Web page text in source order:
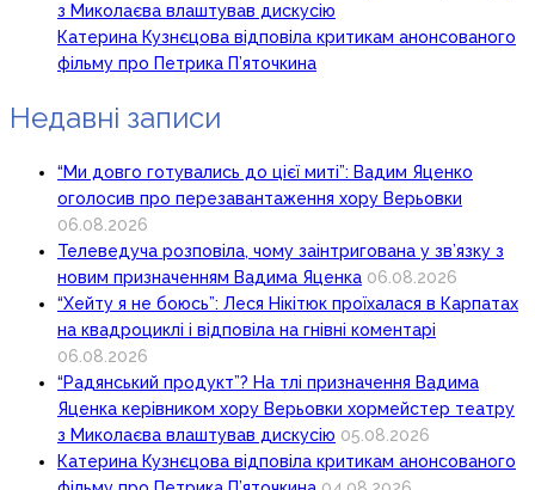
з Миколаєва влаштував дискусію
Катерина Кузнєцова відповіла критикам анонсованого
фільму про Петрика П’яточкина
Недавні записи
“Ми довго готувались до цієї миті”: Вадим Яценко
оголосив про перезавантаження хору Верьовки
06.08.2026
Телеведуча розповіла, чому заінтригована у зв’язку з
новим призначенням Вадима Яценка 06.08.2026
“Хейту я не боюсь”: Леся Нікітюк проїхалася в Карпатах
на квадроциклі і відповіла на гнівні коментарі
06.08.2026
“Радянський продукт”? На тлі призначення Вадима
Яценка керівником хору Верьовки хормейстер театру
з Миколаєва влаштував дискусію 05.08.2026
Катерина Кузнєцова відповіла критикам анонсованого